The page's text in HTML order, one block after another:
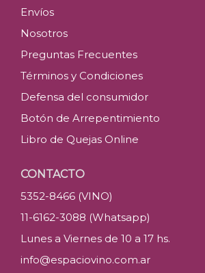
Envíos
Nosotros
Preguntas Frecuentes
Términos y Condiciones
Defensa del consumidor
Botón de Arrepentimiento
Libro de Quejas Online
CONTACTO
5352-8466 (VINO)
11-6162-3088 (Whatsapp)
Lunes a Viernes de 10 a 17 hs.
info@espaciovino.com.ar